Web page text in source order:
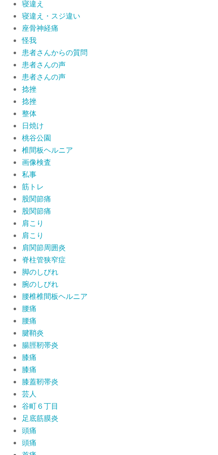
寝違え
寝違え・スジ違い
座骨神経痛
怪我
患者さんからの質問
患者さんの声
患者さんの声
捻挫
捻挫
整体
日焼け
桃谷公園
椎間板ヘルニア
画像検査
私事
筋トレ
股関節痛
股関節痛
肩こり
肩こり
肩関節周囲炎
脊柱管狭窄症
脚のしびれ
腕のしびれ
腰椎椎間板ヘルニア
腰痛
腰痛
腱鞘炎
腸脛靭帯炎
膝痛
膝痛
膝蓋靭帯炎
芸人
谷町６丁目
足底筋膜炎
頭痛
頭痛